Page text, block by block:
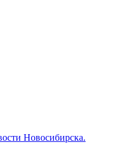
Новосибирска.